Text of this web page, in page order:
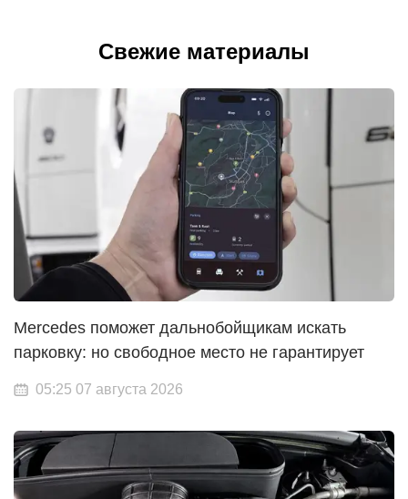
Свежие материалы
Mercedes поможет дальнобойщикам искать
парковку: но свободное место не гарантирует
05:25 07 августа 2026